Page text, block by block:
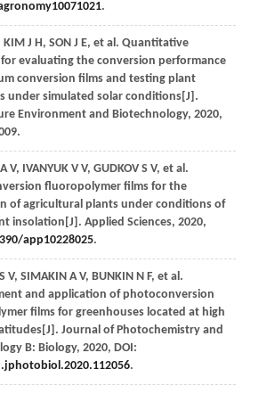
.
KIM J H, SON J E, et al. Quantitative
evaluating the conversion performance
conversion films and testing plant
under simulated solar conditions[J].
Environment and Biotechnology, 2020,
A V, IVANYUK V V, GUDKOV S V, et al.
fluoropolymer films for the
of agricultural plants under conditions of
insolation[J]. Applied Sciences, 2020,
app10228025.
S V, SIMAKIN A V, BUNKIN N F, et al.
and application of photoconversion
films for greenhouses located at high
Journal of Photochemistry and
B: Biology, 2020, DOI:
.